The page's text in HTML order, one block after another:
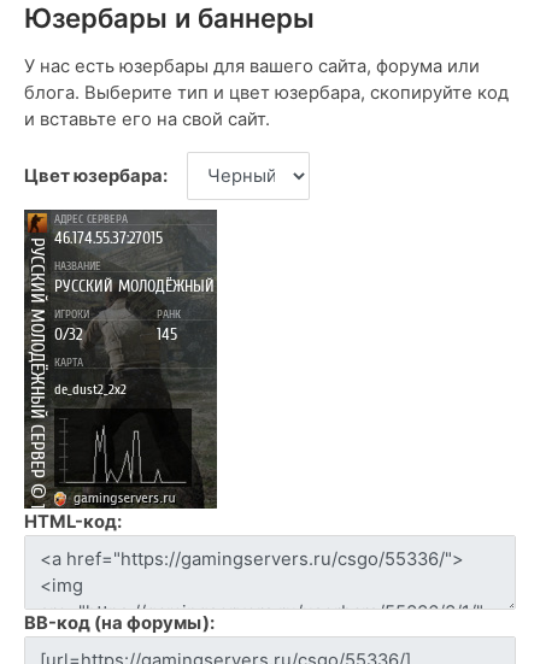
Юзербары и баннеры
У нас есть юзербары для вашего сайта, форума или
блога. Выберите тип и цвет юзербара, скопируйте код
и вставьте его на свой сайт.
Цвет юзербара:
HTML-код:
BB-код (на форумы):